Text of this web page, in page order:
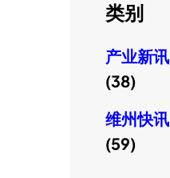
类别
产业新讯
(38)
维州快讯
(59)